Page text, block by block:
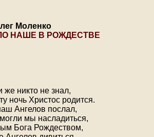
Моленко
НАШЕ В РОЖДЕСТВЕ
же никто не знал,
ночь Христос родится.
Ангелов послал,
мы насладиться,
Бога Рождеством,